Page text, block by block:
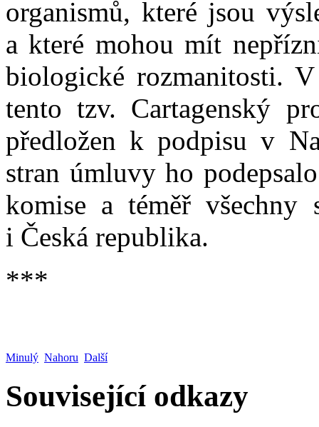
organismů, které jsou
a které mohou mít
biologické rozmanitosti.
tento tzv. Cartagenský
předložen k podpisu v
stran úmluvy ho
komise a téměř
i Česká republika.
***
Minulý Nahoru Další
Související odkazy